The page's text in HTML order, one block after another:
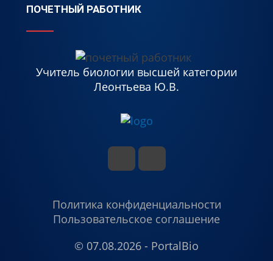
ПОЧЕТНЫЙ РАБОТНИК
Учитель биологии высшей категории
Леонтьева Ю.В.
Политика конфиденциальности
Пользовательское соглашение
© 07.08.2026 - PortalBio